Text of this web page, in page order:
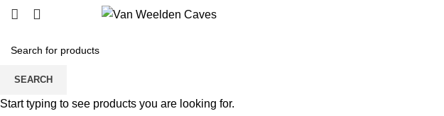
Click to enlarge
SEARCH
Start typing to see products you are looking for.